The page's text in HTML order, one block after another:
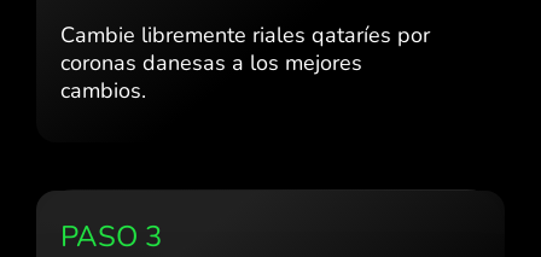
Cambie libremente riales qataríes por
coronas danesas a los mejores
cambios.
PASO 3